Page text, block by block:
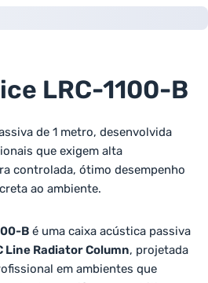
LRC-1100-B
de 1 metro, desenvolvida
que exigem alta
controlada, ótimo desempenho
ao ambiente.
B é uma caixa acústica passiva
Line Radiator Column, projetada
em ambientes que